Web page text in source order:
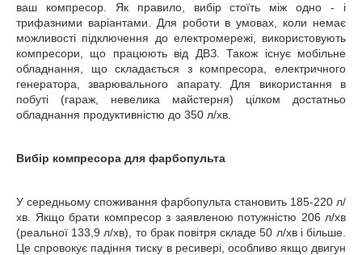
ваш компресор. Як правило, вибір стоїть між одно - і
трифазними варіантами. Для роботи в умовах, коли немає
можливості підключення до електромережі, використовують
компресори, що працюють від ДВЗ. Також існує мобільне
обладнання, що складається з компресора, електричного
генератора, зварювального апарату. Для використання в
побуті (гараж, невелика майстерня) цілком достатньо
обладнання продуктивністю до 350 л/хв.
Вибір компресора для фарбопульта
У середньому споживання фарбопульта становить 185-220 л/
хв. Якщо брати компресор з заявленою потужністю 206 л/хв
(реальної 133,9 л/хв), то брак повітря складе 50 л/хв і більше.
Це спровокує падіння тиску в ресивері, особливо якщо двигун